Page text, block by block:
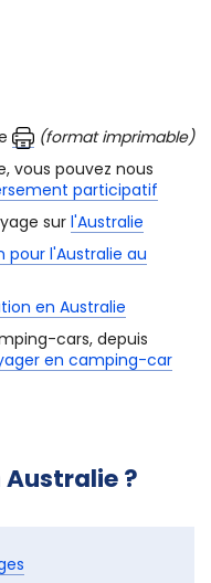
vous pouvez nous
participatif
surl'Australie
cars, depuis